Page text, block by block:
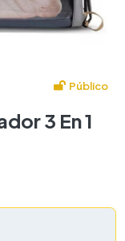
Público
3 En 1